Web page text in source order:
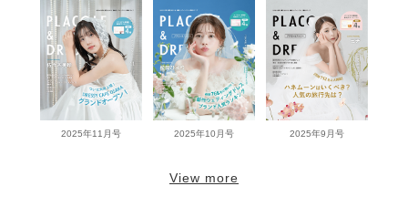
2025年11月号 2025年10月号 2025年9月号
View more